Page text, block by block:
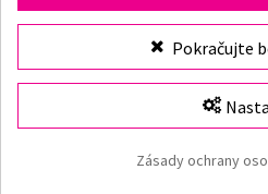
Origami Bikini– prémiové
od výrobcu. Objav našu
aj modernými strihmi,
plavkami vyrobenými z
25 rokov skúseností, rýchle
Origami Bikini
Pokračujte
Zásady ochrany